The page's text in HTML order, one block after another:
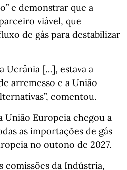
e demonstrar que a
viável, que
de gás para destabilizar
Ucrânia […], estava a
arremesso e a União
comentou.
União Europeia chegou a
as importações de gás
no outono de 2027.
comissões da Indústria,